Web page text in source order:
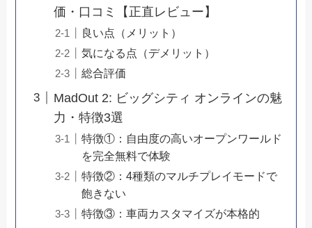
価・口コミ【正直レビュー】
良い点（メリット）
気になる点（デメリット）
総合評価
MadOut 2: ビッグシティ オンラインの魅
力・特徴3選
特徴①：自由度の高いオープンワールド
を完全無料で体験
特徴②：4種類のマルチプレイモードで
飽きない
特徴③：車両カスタマイズが本格的